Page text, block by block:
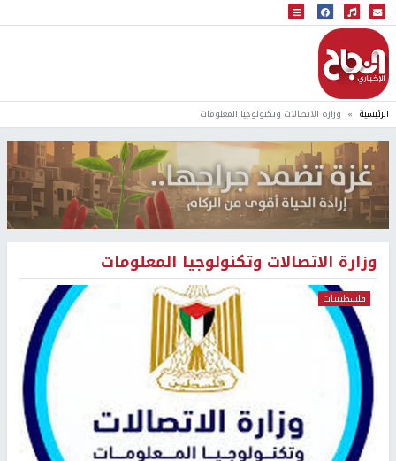
البث المباشر
إذاعة النجاح
الرئيسية وزارة الاتصالات وتكنولوجيا المعلومات
وزارة الاتصالات وتكنولوجيا المعلومات
فلسطينيات